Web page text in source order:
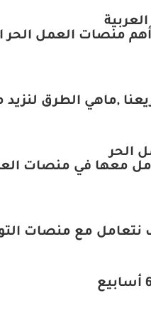
منصات العمل الحر
,ماهي الطرق لنزيد
الحر
معها في منصات
مع منصات